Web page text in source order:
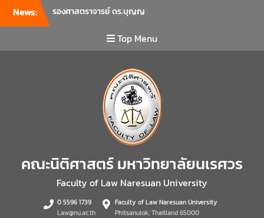
News:
คณะนิติศาสตร์ เป็นประธานที่
บุคลากรคณะนิติศาสตร์ เพื่อ
เป็นการเตรียมพร้อมก่อนเปิด
ภาคเรียนต้น ปีการศึกษา 2569
พร้อมด้วยรองคณบดีทุกฝ่าย
เข้าร่วมแจ้งนโยบายแนวทาง
การบริหารงานในแต่ละด้านของ
คณะ รวมทั้งการเตรียมความ
พร้อมการจัดการเรียนการสอน
รายวิชาวิจัยทางกฎหมาย และ
รายวิชาตรรกศาสตร์และการ
เขียนในทางนิติศาสตร์ ณ ห้อง
ประชุมชั้น 3 อาคารคณะ
นิติศาสตร์ มหาวิทยาลัยนเรศวร
คณะนิติศาสตร์ มหาวิทยาลัย
Top Menu
คณะนิติศาสตร์ มหาวิทยาลัยนเรศวร
Faculty of Law Naresuan University
0 5596 1739
Law@nu.ac.th
Faculty of Law Naresuan University
Phitsanulok, Thailland 65000